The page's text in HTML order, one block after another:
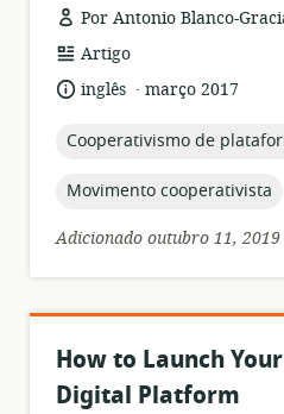
Por Antonio Blanco-
formato
de
recurso:
Artigo
idioma:
inglês .
data
publicação:
março 2017
topic:
Cooperativismo de
topic:
Movimento cooperativista
Adicionado outubro 11, 2019
How to Launch Your
Digital Platform